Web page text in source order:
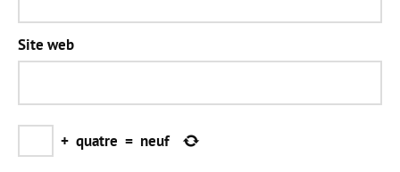
Site web
+ quatre = neuf